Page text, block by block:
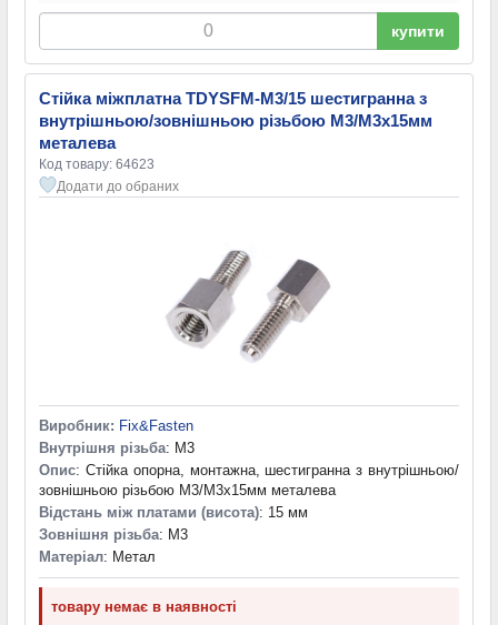
купити
Стійка міжплатна TDYSFM-M3/15 шестигранна з
внутрішньою/зовнішньою різьбою М3/М3х15мм
металева
Код товару: 64623
Додати до обраних
Виробник: Fix&Fasten
Внутрішня різьба: M3
Опис: Стійка опорна, монтажна, шестигранна з внутрішньою/
зовнішньою різьбою М3/М3х15мм металева
Відстань між платами (висота): 15 мм
Зовнішня різьба: M3
Матеріал: Метал
товару немає в наявності